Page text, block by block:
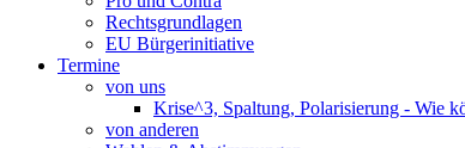
Rechtsgrundlagen
EU Bürgerinitiative
Termine
von uns
Krise^3, Spaltung, Polarisierung - Wie
von anderen